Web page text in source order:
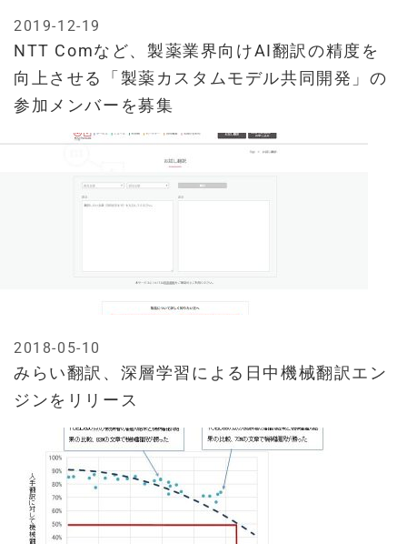
NTT Comなど、製薬業界向けAI翻訳の精度を
向上させる「製薬カスタムモデル共同開発」の
参加メンバーを募集
2019-12-19
みらい翻訳、深層学習による日中機械翻訳エン
ジンをリリース
2018-05-10